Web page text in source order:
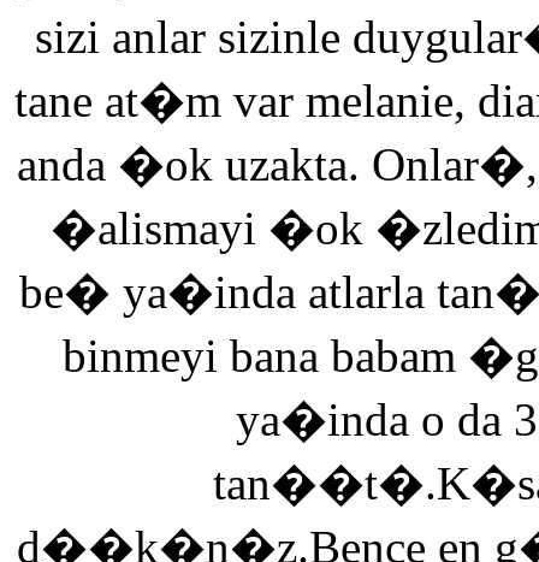
sizi anlar sizinle
tane at�m var melanie,
anda �ok uzakta.
�alismayi �ok
be� ya�inda atlarla
binmeyi bana babam
ya�inda o da
d��k�n�z.Bence en